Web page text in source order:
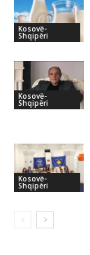
Kosovë-
Shqipëri
Kosovë-
Shqipëri
Kosovë-
Shqipëri